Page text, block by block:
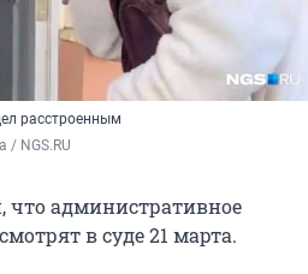
расстроенным
/ NGS.RU
административное
в суде 21 марта.